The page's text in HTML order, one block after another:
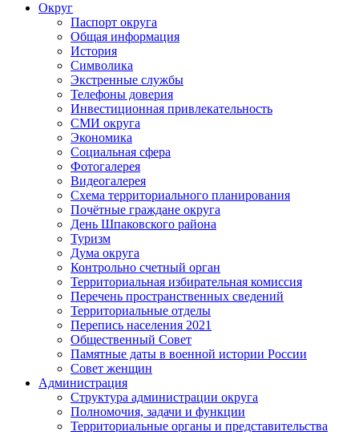
Округ
Паспорт округа
Общая информация
История
Символика
Экстренные службы
Телефоны доверия
Инвестиционная привлекательность
СМИ округа
Экономика
Социальная сфера
Фотогалерея
Видеогалерея
Схема территориального планирования
Почётные граждане округа
День Шпаковского района
Туризм
Дума округа
Контрольно счетный орган
Территориальная избирательная комиссия
Перечень пространственных сведений
Территориальные отделы
Перепись населения 2021
Общественный Совет
Памятные даты в военной истории России
Совет женщин
Администрация
Структура администрации округа
Полномочия, задачи и функции
Территориальные органы и представительства